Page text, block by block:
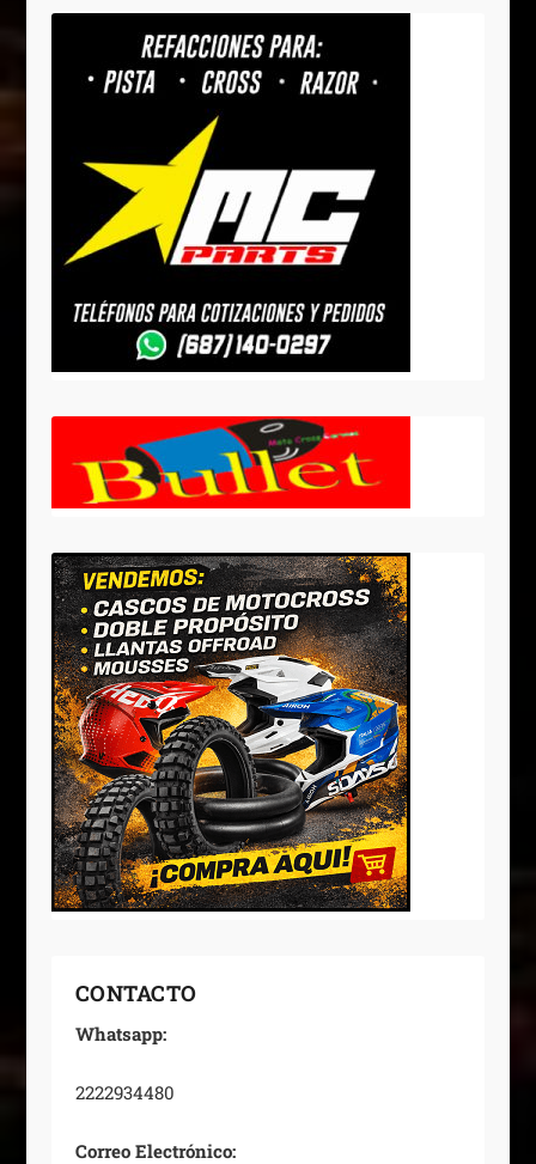
CONTACTO
Whatsapp:
2222934480
Correo Electrónico: